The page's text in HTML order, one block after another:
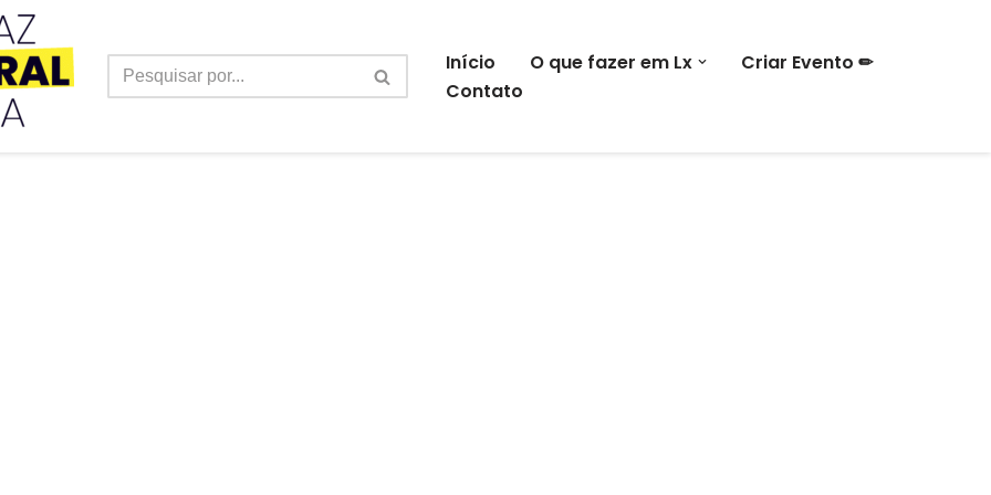
Início O que fazer em Lx
Criar Evento ✏
Contato